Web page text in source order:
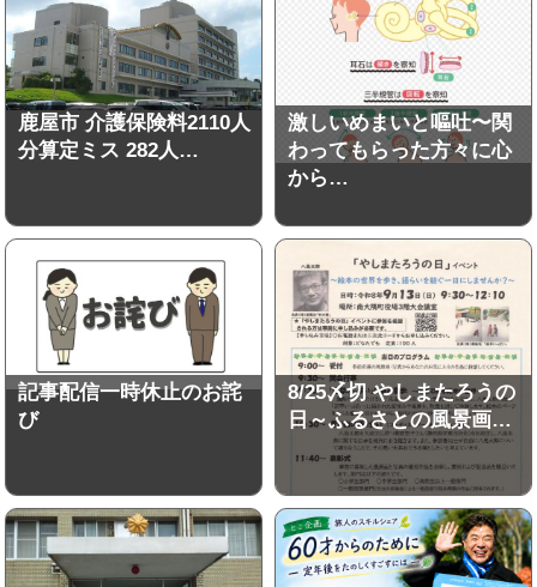
鹿屋市 介護保険料2110人
分算定ミス 282人…
激しいめまいと嘔吐〜関
わってもらった方々に心
から…
記事配信一時休止のお詫
び
8/25〆切 やしまたろうの
日～ふるさとの風景画…